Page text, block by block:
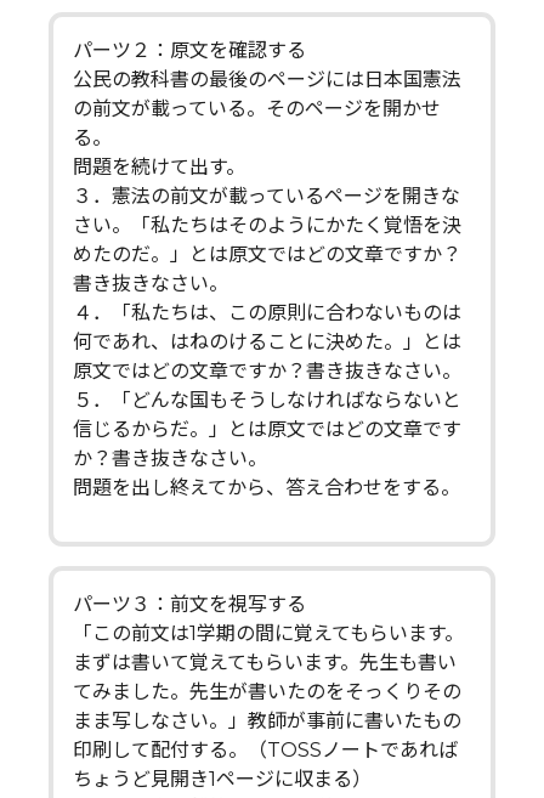
パーツ２：原文を確認する
公民の教科書の最後のページには日本国憲法
の前文が載っている。そのページを開かせ
る。
問題を続けて出す。
３．憲法の前文が載っているページを開きな
さい。「私たちはそのようにかたく覚悟を決
めたのだ。」とは原文ではどの文章ですか？
書き抜きなさい。
４．「私たちは、この原則に合わないものは
何であれ、はねのけることに決めた。」とは
原文ではどの文章ですか？書き抜きなさい。
５．「どんな国もそうしなければならないと
信じるからだ。」とは原文ではどの文章です
か？書き抜きなさい。
問題を出し終えてから、答え合わせをする。
パーツ３：前文を視写する
「この前文は1学期の間に覚えてもらいます。
まずは書いて覚えてもらいます。先生も書い
てみました。先生が書いたのをそっくりその
まま写しなさい。」教師が事前に書いたもの
印刷して配付する。（TOSSノートであれば
ちょうど見開き1ページに収まる）